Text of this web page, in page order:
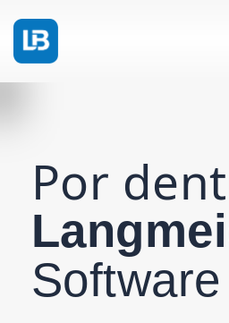
Por
Software